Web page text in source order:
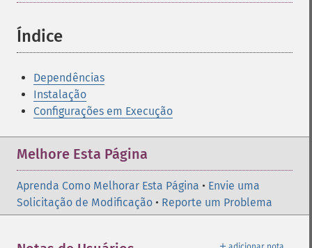
Índice
Dependências
Instalação
Configurações em Execução
Melhore Esta Página
Aprenda Como Melhorar Esta Página • Envie uma
Solicitação de Modificação • Reporte um Problema